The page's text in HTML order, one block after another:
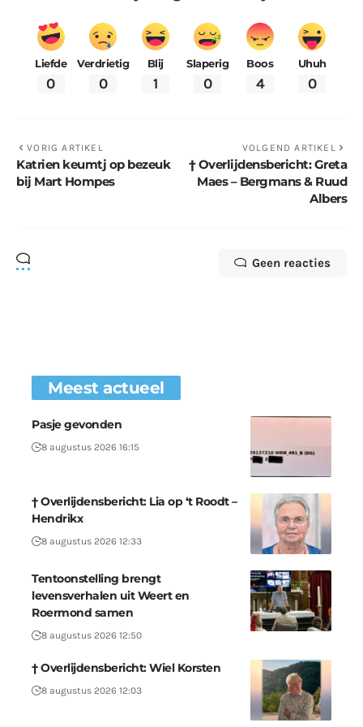
Liefde
0
Verdrietig
0
Blij
1
Slaperig
0
Boos
4
Uhuh
0
VORIG ARTIKEL
Katrien keumtj op bezeuk
bij Mart Hompes
VOLGEND ARTIKEL
† Overlijdensbericht: Greta
Maes – Bergmans & Ruud
Albers
Geen reacties
Meest actueel
Pasje gevonden
8 augustus 2026 16:15
† Overlijdensbericht: Lia op ‘t Roodt –
Hendrikx
8 augustus 2026 12:33
Tentoonstelling brengt
levensverhalen uit Weert en
Roermond samen
8 augustus 2026 12:50
† Overlijdensbericht: Wiel Korsten
8 augustus 2026 12:03